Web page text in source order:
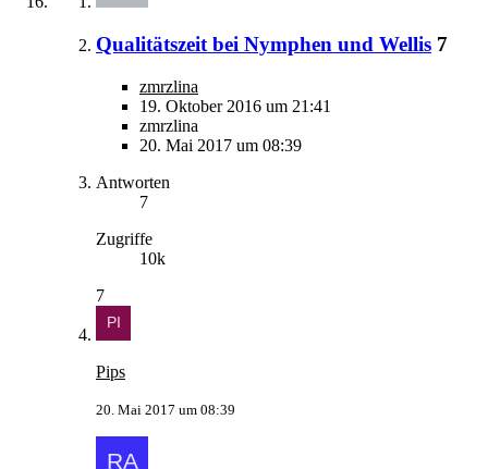
Qualitätszeit bei Nymphen und Wellis 7
zmrzlina
19. Oktober 2016 um 21:41
zmrzlina
20. Mai 2017 um 08:39
Antworten
7
Zugriffe
10k
7
Pips
20. Mai 2017 um 08:39